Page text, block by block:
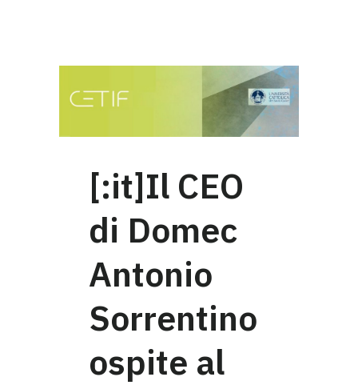
[:it]Il CEO
di Domec
Antonio
Sorrentino
ospite al